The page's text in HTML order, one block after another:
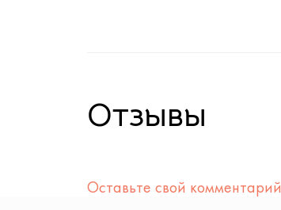
Отзывы
Оставьте свой комментарий